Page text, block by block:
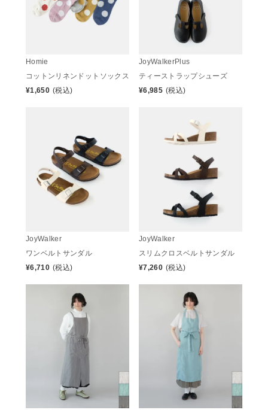
Homie
コットンリネンドットソックス
¥1,650 (税込)
JoyWalkerPlus
ティーストラップシューズ
¥6,985 (税込)
JoyWalker
ワンベルトサンダル
¥6,710 (税込)
JoyWalker
スリムクロスベルトサンダル
¥7,260 (税込)